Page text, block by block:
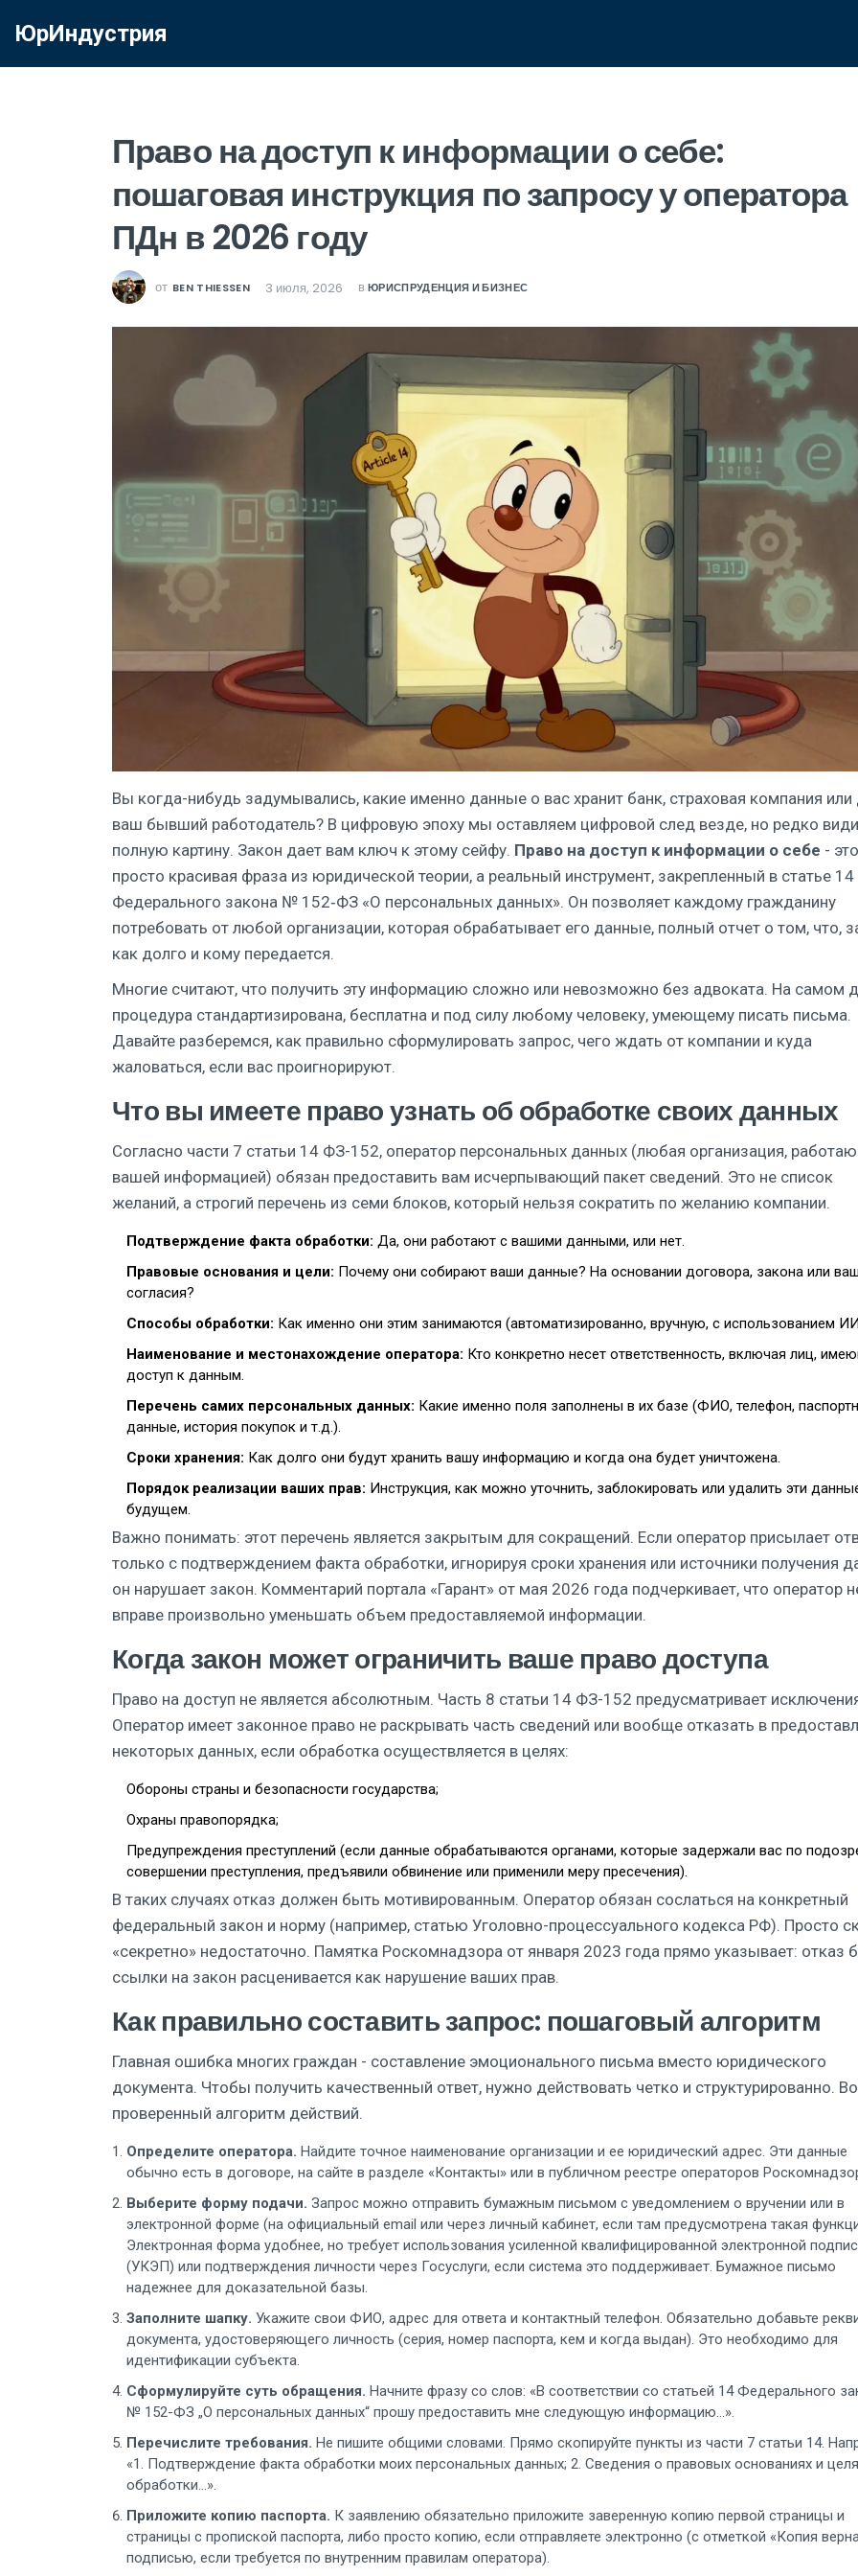
ЮрИндустрия
Право на доступ к информации о себе:
пошаговая инструкция по запросу у оператора
ПДн в 2026 году
от BEN THIESSEN 3 июля, 2026 вЮРИСПРУДЕНЦИЯ И БИЗНЕС
Вы когда-нибудь задумывались, какие именно данные о вас хранит банк, страховая компания
ваш бывший работодатель? В цифровую эпоху мы оставляем цифровой след везде, но редко
полную картину. Закон дает вам ключ к этому сейфу. Право на доступ к информации о себе -
просто красивая фраза из юридической теории, а реальный инструмент, закрепленный в статье 14
Федерального закона № 152‑ФЗ «О персональных данных». Он позволяет каждому гражданину
потребовать от любой организации, которая обрабатывает его данные, полный отчет о том, что,
как долго и кому передается.
Многие считают, что получить эту информацию сложно или невозможно без адвоката. На самом
процедура стандартизирована, бесплатна и под силу любому человеку, умеющему писать письма.
Давайте разберемся, как правильно сформулировать запрос, чего ждать от компании и куда
жаловаться, если вас проигнорируют.
Что вы имеете право узнать об обработке своих данных
Согласно части 7 статьи 14 ФЗ-152, оператор персональных данных (любая организация,
вашей информацией) обязан предоставить вам исчерпывающий пакет сведений. Это не список
желаний, а строгий перечень из семи блоков, который нельзя сократить по желанию компании.
Подтверждение факта обработки: Да, они работают с вашими данными, или нет.
Правовые основания и цели: Почему они собирают ваши данные? На основании договора, закона или
согласия?
Способы обработки: Как именно они этим занимаются (автоматизированно, вручную, с использованием
Наименование и местонахождение оператора: Кто конкретно несет ответственность, включая лиц,
доступ к данным.
Перечень самих персональных данных: Какие именно поля заполнены в их базе (ФИО, телефон,
данные, история покупок и т.д.).
Сроки хранения: Как долго они будут хранить вашу информацию и когда она будет уничтожена.
Порядок реализации ваших прав: Инструкция, как можно уточнить, заблокировать или удалить эти
будущем.
Важно понимать: этот перечень является закрытым для сокращений. Если оператор присылает
только с подтверждением факта обработки, игнорируя сроки хранения или источники получения
он нарушает закон. Комментарий портала «Гарант» от мая 2026 года подчеркивает, что оператор
вправе произвольно уменьшать объем предоставляемой информации.
Когда закон может ограничить ваше право доступа
Право на доступ не является абсолютным. Часть 8 статьи 14 ФЗ-152 предусматривает
Оператор имеет законное право не раскрывать часть сведений или вообще отказать в
некоторых данных, если обработка осуществляется в целях:
Обороны страны и безопасности государства;
Охраны правопорядка;
Предупреждения преступлений (если данные обрабатываются органами, которые задержали вас по
совершении преступления, предъявили обвинение или применили меру пресечения).
В таких случаях отказ должен быть мотивированным. Оператор обязан сослаться на конкретный
федеральный закон и норму (например, статью Уголовно-процессуального кодекса РФ). Просто
«секретно» недостаточно. Памятка Роскомнадзора от января 2023 года прямо указывает: отказ
ссылки на закон расценивается как нарушение ваших прав.
Как правильно составить запрос: пошаговый алгоритм
Главная ошибка многих граждан - составление эмоционального письма вместо юридического
документа. Чтобы получить качественный ответ, нужно действовать четко и структурированно.
проверенный алгоритм действий.
Определите оператора. Найдите точное наименование организации и ее юридический адрес. Эти данные
обычно есть в договоре, на сайте в разделе «Контакты» или в публичном реестре операторов
Выберите форму подачи. Запрос можно отправить бумажным письмом с уведомлением о вручении или в
электронной форме (на официальный email или через личный кабинет, если там предусмотрена такая
Электронная форма удобнее, но требует использования усиленной квалифицированной электронной
(УКЭП) или подтверждения личности через Госуслуги, если система это поддерживает. Бумажное письмо
надежнее для доказательной базы.
Заполните шапку. Укажите свои ФИО, адрес для ответа и контактный телефон. Обязательно добавьте
документа, удостоверяющего личность (серия, номер паспорта, кем и когда выдан). Это необходимо для
идентификации субъекта.
Сформулируйте суть обращения. Начните фразу со слов: «В соответствии со статьей 14 Федерального
№ 152-ФЗ „О персональных данных“ прошу предоставить мне следующую информацию...».
Перечислите требования. Не пишите общими словами. Прямо скопируйте пункты из части 7 статьи 14.
«1. Подтверждение факта обработки моих персональных данных; 2. Сведения о правовых основаниях и
обработки...».
Приложите копию паспорта. К заявлению обязательно приложите заверенную копию первой страницы и
страницы с пропиской паспорта, либо просто копию, если отправляете электронно (с отметкой «Копия
подписью, если требуется по внутренним правилам оператора).